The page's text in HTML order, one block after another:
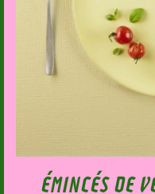
ÉMINCÉS DE